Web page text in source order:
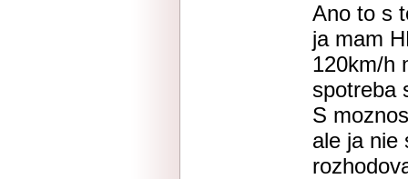
Ano to s
ja mam
120km/h
spotreba
S
ale ja nie